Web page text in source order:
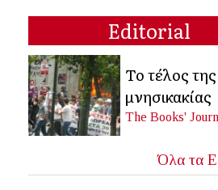
Editorial
Το τέλος της
μνησικακίας
The Books'
Όλα τα